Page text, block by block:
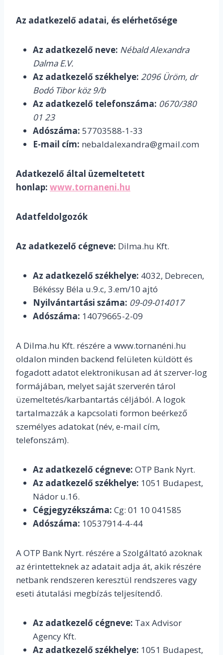
Az adatkezelő adatai, és elérhetősége
Az adatkezelő neve: Nébald Alexandra
Dalma E.V.
Az adatkezelő székhelye: 2096 Üröm, dr
Bodó Tibor köz 9/b
Az adatkezelő telefonszáma: 0670/380
01 23
Adószáma: 57703588-1-33
E-mail cím: nebaldalexandra@gmail.com
Adatkezelő által üzemeltetett
honlap: www.tornaneni.hu
Adatfeldolgozók
Az adatkezelő cégneve: Dilma.hu Kft.
Az adatkezelő székhelye: 4032, Debrecen,
Békéssy Béla u.9.c, 3.em/10 ajtó
Nyilvántartási száma: 09-09-014017
Adószáma: 14079665-2-09
A Dilma.hu Kft. részére a www.tornanéni.hu
oldalon minden backend felületen küldött és
fogadott adatot elektronikusan ad át szerver-log
formájában, melyet saját szerverén tárol
üzemeltetés/karbantartás céljából. A logok
tartalmazzák a kapcsolati formon beérkező
személyes adatokat (név, e-mail cím,
telefonszám).
Az adatkezelő cégneve: OTP Bank Nyrt.
Az adatkezelő székhelye: 1051 Budapest,
Nádor u.16.
Cégjegyzékszáma: Cg: 01 10 041585
Adószáma: 10537914-4-44
A OTP Bank Nyrt. részére a Szolgáltató azoknak
az érintetteknek az adatait adja át, akik részére
netbank rendszeren keresztül rendszeres vagy
eseti átutalási megbízás teljesítendő.
Az adatkezelő cégneve: Tax Advisor
Agency Kft.
Az adatkezelő székhelye: 1051 Budapest,